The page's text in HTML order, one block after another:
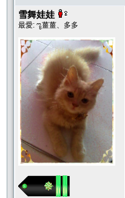
雪舞娃娃
最愛: ೡ薑薑、多多